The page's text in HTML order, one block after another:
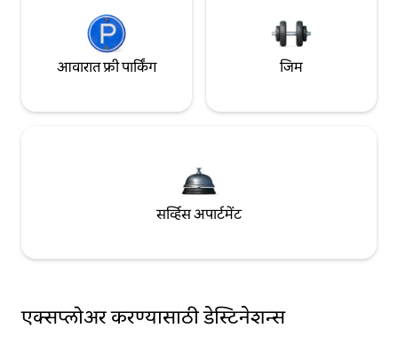
आवारात फ्री पार्किंग जिम
सर्व्हिस अपार्टमेंट
एक्सप्लोअर करण्यासाठी डेस्टिनेशन्स